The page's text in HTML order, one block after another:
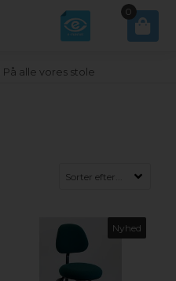
0
På alle vores stole
Nyhed